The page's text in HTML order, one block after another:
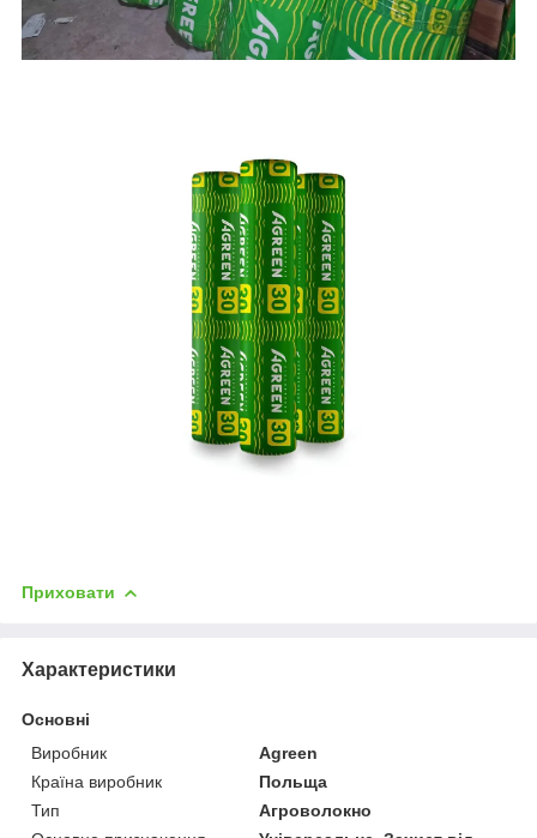
Приховати
Характеристики
Основні
Виробник
Agreen
Країна виробник
Польща
Тип
Агроволокно